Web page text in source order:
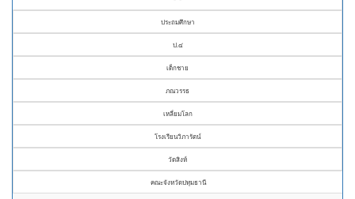
ประถมศึกษา
ป.๔
เด็กชาย
ภณวรรธ
เหลี่ยมโลก
โรงเรียนวิภารัตน์
วัดสิงห์
คณะจังหวัดปทุมธานี